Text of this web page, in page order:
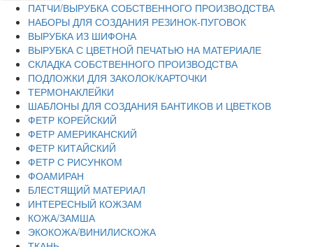
ПАТЧИ/ВЫРУБКА СОБСТВЕННОГО ПРОИЗВОДСТВА
НАБОРЫ ДЛЯ СОЗДАНИЯ РЕЗИНОК-ПУГОВОК
ВЫРУБКА ИЗ ШИФОНА
ВЫРУБКА С ЦВЕТНОЙ ПЕЧАТЬЮ НА МАТЕРИАЛЕ
СКЛАДКА СОБСТВЕННОГО ПРОИЗВОДСТВА
ПОДЛОЖКИ ДЛЯ ЗАКОЛОК/КАРТОЧКИ
ТЕРМОНАКЛЕЙКИ
ШАБЛОНЫ ДЛЯ СОЗДАНИЯ БАНТИКОВ И ЦВЕТКОВ
ФЕТР КОРЕЙСКИЙ
ФЕТР АМЕРИКАНСКИЙ
ФЕТР КИТАЙСКИЙ
ФЕТР С РИСУНКОМ
ФОАМИРАН
БЛЕСТЯЩИЙ МАТЕРИАЛ
ИНТЕРЕСНЫЙ КОЖЗАМ
КОЖА/ЗАМША
ЭКОКОЖА/ВИНИЛИСКОЖА